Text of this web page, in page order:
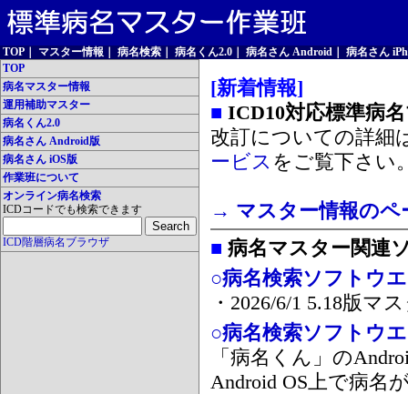
TOP マスター情報 病名検索 病名くん2.0 病名さん Android
病名さん
TOP
病名マスター情報
運用補助マスター
病名くん2.0
病名さん Android版
病名さん iOS版
作業班について
オンライン病名検索
ICDコードでも検索できます
ICD階層病名ブラウザ
[新着情報]
■ ICD10対応標準病
改訂についての詳細
ービス をご覧下さい
→ マスター情報のペ
■ 病名マスター関連
○病名検索ソフトウ
・2026/6/1 5.18版マ
○病名検索ソフトウ
「病名くん」の
Android OS上で病名